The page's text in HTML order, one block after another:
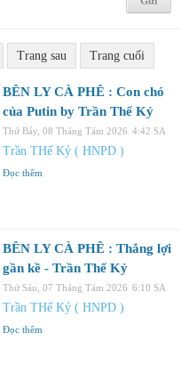
Trang sau Trang cuối
BÊN LY CÀ PHÊ : Con chó
của Putin by Trần Thế Kỷ
Thứ Bảy, 08 Tháng Tám 2026 4:42 SA
Trần THế Kỷ ( HNPD )
Đọc thêm
BÊN LY CÀ PHÊ : Thắng lợi
gần kề - Trần Thế Kỷ
Thứ Sáu, 07 Tháng Tám 2026 6:10 SA
Trần THế Kỷ ( HNPD )
Đọc thêm